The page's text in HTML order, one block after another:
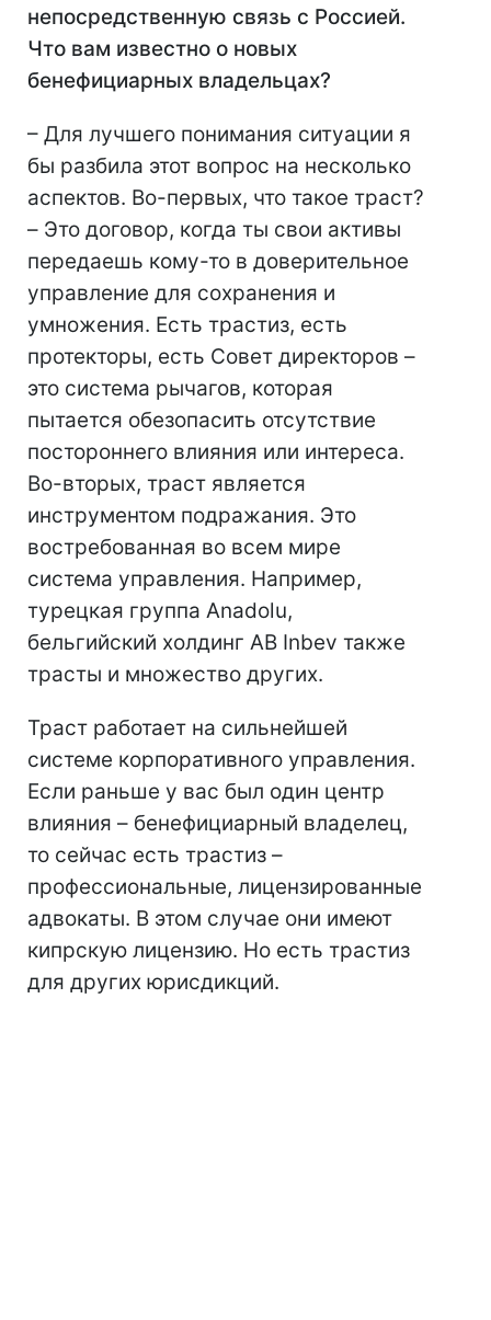
непосредственную связь с Россией.
Что вам известно о новых
бенефициарных владельцах?
– Для лучшего понимания ситуации я
бы разбила этот вопрос на несколько
аспектов. Во-первых, что такое траст?
– Это договор, когда ты свои активы
передаешь кому-то в доверительное
управление для сохранения и
умножения. Есть трастиз, есть
протекторы, есть Совет директоров –
это система рычагов, которая
пытается обезопасить отсутствие
постороннего влияния или интереса.
Во-вторых, траст является
инструментом подражания. Это
востребованная во всем мире
система управления. Например,
турецкая группа Anadolu,
бельгийский холдинг AB Inbev также
трасты и множество других.
Траст работает на сильнейшей
системе корпоративного управления.
Если раньше у вас был один центр
влияния – бенефициарный владелец,
то сейчас есть трастиз –
профессиональные, лицензированные
адвокаты. В этом случае они имеют
кипрскую лицензию. Но есть трастиз
для других юрисдикций.